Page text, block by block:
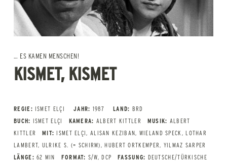
… ES KAMEN MENSCHEN!
KISMET, KISMET
REGIE: ISMET ELÇI JAHR: 1987 LAND: BRD
BUCH: ISMET ELÇI KAMERA: ALBERT KITTLER MUSIK: ALBERT
KITTLER
MIT: ISMET ELÇI, ALISAN KEZIBAN, WIELAND SPECK, LOTHAR
LAMBERT, ULRIKE S. (= SCHIRM), HUBERT ORTKEMPER, YILMAZ SARPER
LÄNGE: 62 MIN FORMAT: S/W, DCP FASSUNG: DEUTSCHE/TÜRKISCHE